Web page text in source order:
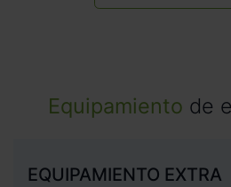
Equipamiento de
EQUIPAMIENTO EXTRA